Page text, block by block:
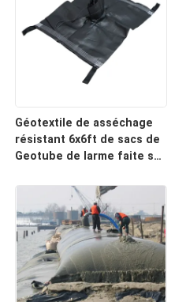
Géotextile de asséchage
résistant 6x6ft de sacs de
Geotube de larme faite sur